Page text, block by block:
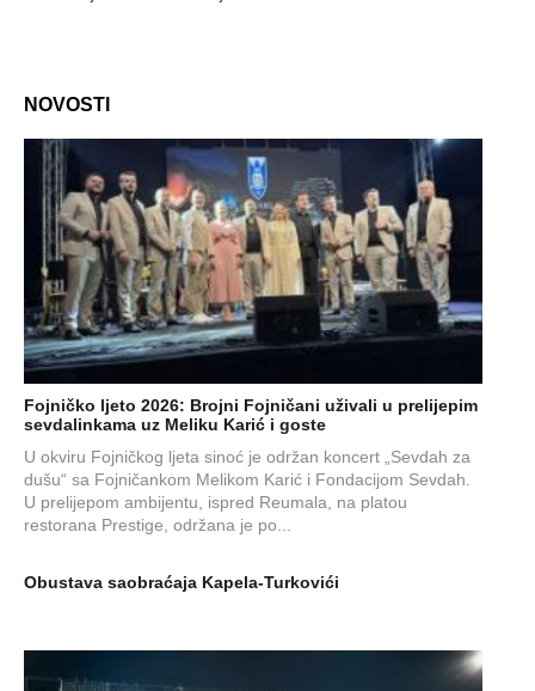
NOVOSTI
Fojničko ljeto 2026: Brojni Fojničani uživali u prelijepim
sevdalinkama uz Meliku Karić i goste
U okviru Fojničkog ljeta sinoć je održan koncert „Sevdah za
dušu“ sa Fojničankom Melikom Karić i Fondacijom Sevdah.
U prelijepom ambijentu, ispred Reumala, na platou
restorana Prestige, održana je po...
Obustava saobraćaja Kapela-Turkovići